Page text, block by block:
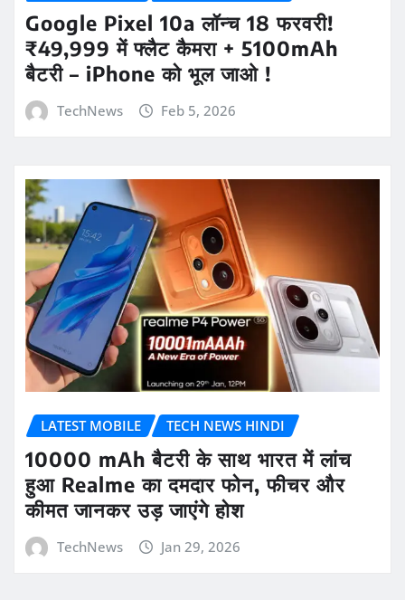
Google Pixel 10a लॉन्च 18 फरवरी!
₹49,999 में फ्लैट कैमरा + 5100mAh
बैटरी – iPhone को भूल जाओ !
TechNews Feb 5, 2026
LATEST MOBILE TECH NEWS HINDI
10000 mAh बैटरी के साथ भारत में लांच
हुआ Realme का दमदार फोन, फीचर और
कीमत जानकर उड़ जाएंगे होश
TechNews Jan 29, 2026